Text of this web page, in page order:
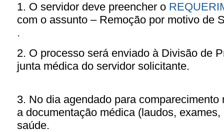
1. O servidor deve preencher o
com o assunto – Remoção por motivo de
.
2. O processo será enviado à Divisão de
junta médica do servidor solicitante.
3. No dia agendado para
a documentação médica (laudos,
saúde.